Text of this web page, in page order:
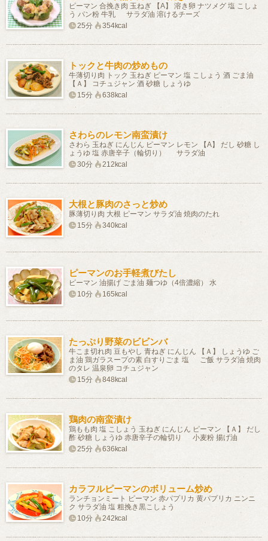
ピーマン 合挽き肉 玉ねぎ 【A】 溶き卵 ナツメグ 塩 こしょ
う パン粉 牛乳 サラダ油 溶けるチーズ
25分
354kcal
トックと牛肉の炒めもの
牛薄切り肉 トック 玉ねぎ ピーマン 塩 こしょう 酒 ごま油
【Ａ】 コチュジャン 酒 砂糖 しょうゆ
15分
638kcal
さわらのレモン南蛮漬け
さわら 玉ねぎ にんじん ピーマン レモン 【A】 だし 砂糖 し
ょうゆ 塩 赤唐辛子（輪切り） サラダ油
30分
212kcal
大根と豚肉のさっと炒め
豚薄切り肉 大根 ピーマン サラダ油 焼肉のたれ
15分
340kcal
ピーマンのお手軽煮びたし
ピーマン 油揚げ ごま油 麺つゆ（4倍濃縮） 水
10分
165kcal
たっぷり野菜のビビンバ
牛こま切れ肉 豆もやし 青ねぎ にんじん 【Ａ】 しょうゆ ご
ま油 鶏ガラスープの素 白すりごま 塩 ご飯 サラダ油 焼肉
のタレ 温泉卵 コチュジャン
15分
848kcal
鶏肉の南蛮漬け
鶏もも肉 塩 こしょう 玉ねぎ にんじん ピーマン 【Ａ】 だし
酢 砂糖 しょうゆ 赤唐辛子の輪切り 小麦粉 揚げ油
25分
636kcal
カラフルピーマンのボリューム炒め
ランチョンミート ピーマン 赤パプリカ 黄パプリカ ニンニ
ク サラダ油 塩 粗挽き黒こしょう
10分
242kcal